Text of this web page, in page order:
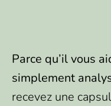
Parce qu’il vous
simplement
recevez une